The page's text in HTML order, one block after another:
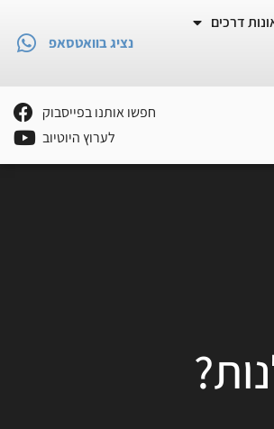
דרכים
נציג בוואטסאפ
חפשו אותנו בפייסבוק
לערוץ היוטיוב